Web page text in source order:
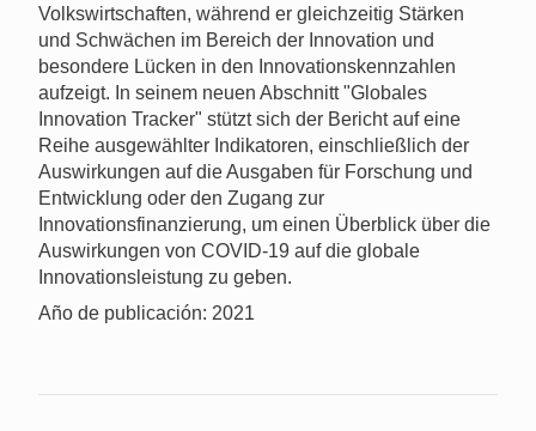
Volkswirtschaften, während er gleichzeitig Stärken
und Schwächen im Bereich der Innovation und
besondere Lücken in den Innovationskennzahlen
aufzeigt. In seinem neuen Abschnitt "Globales
Innovation Tracker" stützt sich der Bericht auf eine
Reihe ausgewählter Indikatoren, einschließlich der
Auswirkungen auf die Ausgaben für Forschung und
Entwicklung oder den Zugang zur
Innovationsfinanzierung, um einen Überblick über die
Auswirkungen von COVID-19 auf die globale
Innovationsleistung zu geben.
Año de publicación: 2021